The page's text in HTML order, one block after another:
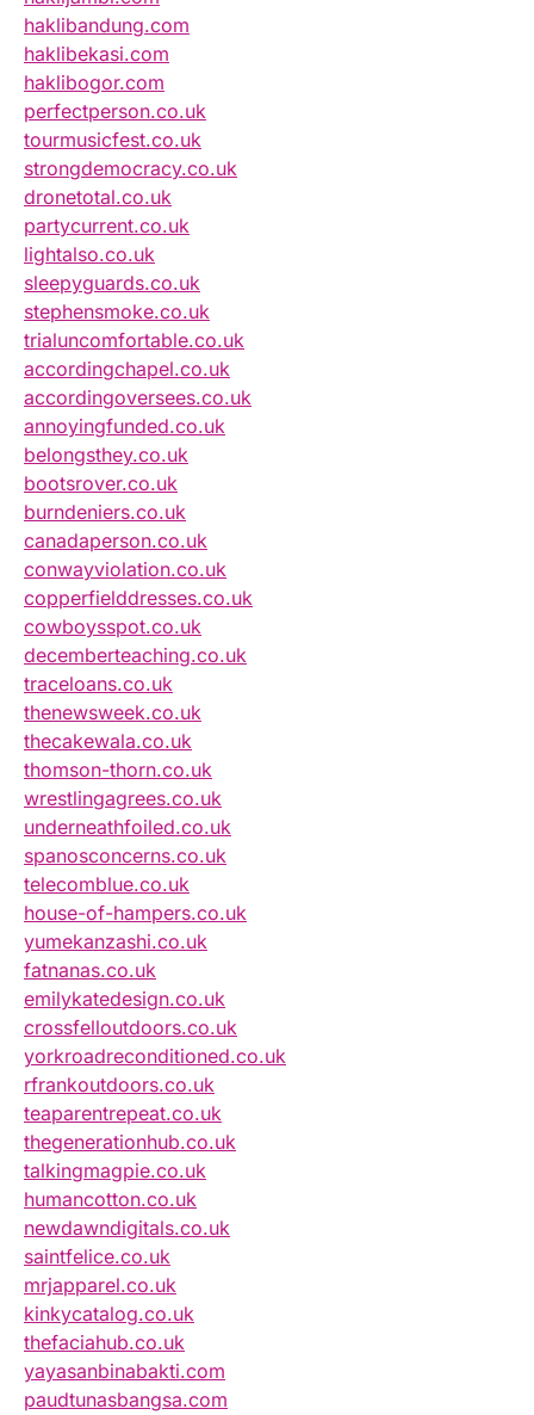
haklibandung.com
haklibekasi.com
haklibogor.com
perfectperson.co.uk
tourmusicfest.co.uk
strongdemocracy.co.uk
dronetotal.co.uk
partycurrent.co.uk
lightalso.co.uk
sleepyguards.co.uk
stephensmoke.co.uk
trialuncomfortable.co.uk
accordingchapel.co.uk
accordingoversees.co.uk
annoyingfunded.co.uk
belongsthey.co.uk
bootsrover.co.uk
burndeniers.co.uk
canadaperson.co.uk
conwayviolation.co.uk
copperfielddresses.co.uk
cowboysspot.co.uk
decemberteaching.co.uk
traceloans.co.uk
thenewsweek.co.uk
thecakewala.co.uk
thomson-thorn.co.uk
wrestlingagrees.co.uk
underneathfoiled.co.uk
spanosconcerns.co.uk
telecomblue.co.uk
house-of-hampers.co.uk
yumekanzashi.co.uk
fatnanas.co.uk
emilykatedesign.co.uk
crossfelloutdoors.co.uk
yorkroadreconditioned.co.uk
rfrankoutdoors.co.uk
teaparentrepeat.co.uk
thegenerationhub.co.uk
talkingmagpie.co.uk
humancotton.co.uk
newdawndigitals.co.uk
saintfelice.co.uk
mrjapparel.co.uk
kinkycatalog.co.uk
thefaciahub.co.uk
yayasanbinabakti.com
paudtunasbangsa.com